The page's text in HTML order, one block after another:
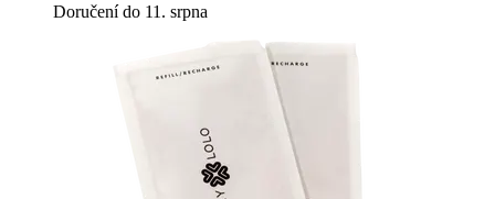
Doručení do 11. srpna